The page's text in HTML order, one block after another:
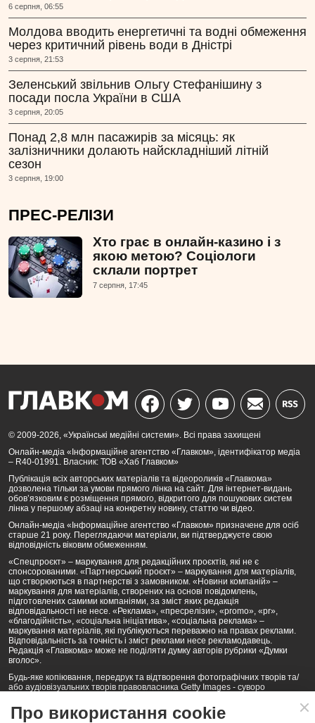
6 серпня, 06:55
Молдова вводить енергетичні та водні обмеження
через критичний рівень води в Дністрі
3 серпня, 21:53
Зеленський звільнив Ольгу Стефанішину з
посади посла України в США
3 серпня, 20:05
Понад 2,8 млн пасажирів за місяць: як
залізничники долають найскладніший літній
сезон
3 серпня, 19:00
ПРЕС-РЕЛІЗИ
Хто грає в онлайн-казино і з
якою метою? Соціологи
склали портрет
7 серпня, 17:45
© 2009-2026, «Українські медійні системи». Всі права захищені
Онлайн-медіа «Інформаційне агентство «Главком», ідентифікатор медіа
– R40-01991. Власник: ТОВ «Хаб Главком»
Публікація всіх авторських матеріалів та відеороликів «Главкома»
дозволена тільки за умови прямого лінка на сайт. Для інтернет-видань
обов’язковим є розміщення прямого, відкритого для пошукових систем
лінка у першому абзаці на конкретну новину, статтю чи відео.
Онлайн-медіа «Інформаційне агентство «Главком» призначене для осіб
старше 21 року. Переглядаючи матеріали, ви підтверджуєте свою
відповідність віковим обмеженням.
«Спецпроєкт» – маркування для редакційних проєктів, які не є
спонсорованими. «Партнерський проєкт» – маркування для матеріалів,
що створюються в партнерстві з замовником. «Новини компаній» –
маркування для матеріалів, створених на основі повідомлень,
підготовлених самими компаніями, за зміст яких редакція
відповідальності не несе. «Реклама», «пресрелізи», «promo», «pr»,
«благодійність», «соціальна ініціатива», «соціальна реклама» –
маркування матеріалів, які публікуються переважно на правах реклами.
Відповідальність за точність і зміст реклами несе рекламодавець.
Редакція «Главкома» може не поділяти думку авторів рубрики «Думки
вголос».
Будь-яке копіювання, передрук та відтворення фотографічних творів та/
або аудіовізуальних творів правовласника Getty Images - суворо
Політика конфіденційності (Privacy Policy). Правила сайту
Про використання cookie